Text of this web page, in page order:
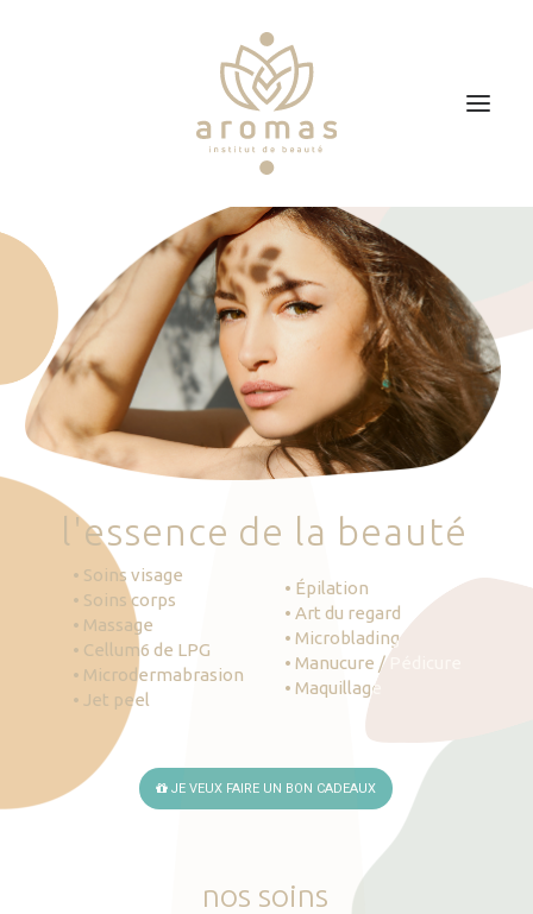
Soins
Je veux faire un bon cadeau
Plan d’accès
Prendre RDV
'essence de la beauté
• Soins visage
• Soins corps
• Massage
• Cellum6 de LPG
• Microdermabrasion
• Jet peel
• Épilation
• Art du regard
• Microblading
• Manucure / Pédicure
• Maquillage
JE VEUX FAIRE UN BON CADEAUX
nos soins